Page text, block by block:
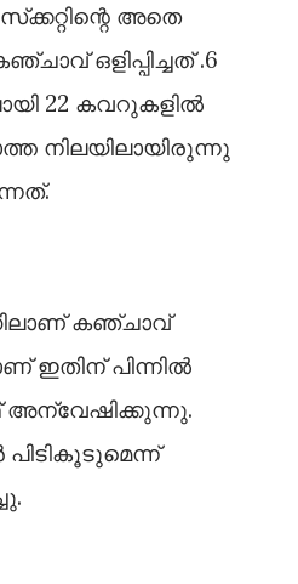
അതെ
ഒളിപ്പിച്ചത് .6
22 കവറുകളിൽ
നിലയിലായിരുന്നു
കഞ്ചാവ്
ഇതിന് പിന്നിൽ
പിടികൂടുമെന്ന്